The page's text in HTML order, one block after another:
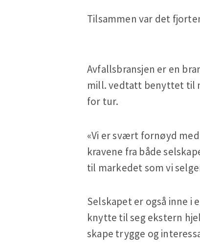
Tilsammen var det
Avfallsbransjen er en
mill. vedtatt benyttet til
for tur.
«Vi er svært fornøyd
kravene fra både
til markedet som vi
Selskapet er også inne i
knytte til seg ekstern
skape trygge og